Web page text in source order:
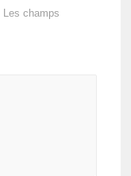
Les champs